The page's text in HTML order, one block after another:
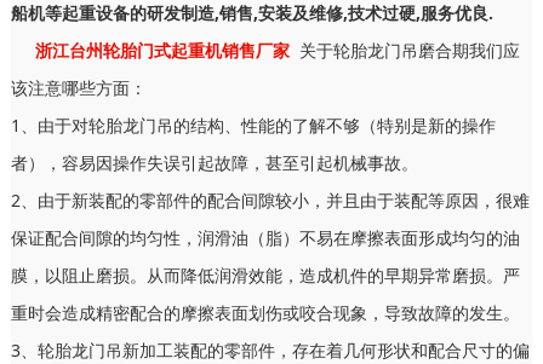
船机等起重设备的研发制造,销售,安装及维修,技术过硬,服务优良.
浙江台州轮胎门式起重机销售厂家 关于轮胎龙门吊磨合期我们应
该注意哪些方面：
1、由于对轮胎龙门吊的结构、性能的了解不够（特别是新的操作
者），容易因操作失误引起故障，甚至引起机械事故。
2、由于新装配的零部件的配合间隙较小，并且由于装配等原因，很难
保证配合间隙的均匀性，润滑油（脂）不易在摩擦表面形成均匀的油
膜，以阻止磨损。从而降低润滑效能，造成机件的早期异常磨损。严
重时会造成精密配合的摩擦表面划伤或咬合现象，导致故障的发生。
3、轮胎龙门吊新加工装配的零部件，存在着几何形状和配合尺寸的偏